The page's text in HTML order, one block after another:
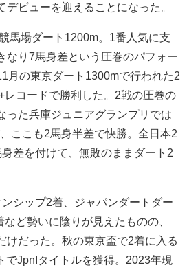
デビューを迎えることになった。
馬場ダート1200m。1番人気に支
なり7馬身差という圧巻のパフォー
月の東京ダート1300mで行われた2
レコードで勝利した。2戦の圧巻の
った兵庫ジュニアグランプリでは
ここも2馬身半差で快勝。全日本2
差を付けて、無敗のままダート2
シップ2着、ジャパンダートダー
ど勢いに陰りが見えたものの、
けだった。秋の東京盃で2着に入る
でJpnIタイトルを獲得。2023年現